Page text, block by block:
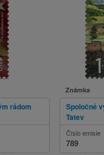
rádom
Známka
Spoločné
Tatev
Číslo emisie
789